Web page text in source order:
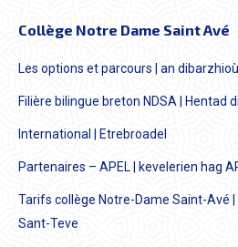
Collège Notre Dame Saint Avé
Les options et parcours | an
Filière bilingue breton NDSA | Hentad
International | Etrebroadel
Partenaires – APEL | kevelerien hag
Tarifs collège Notre-Dame Saint-Avé
Sant-Teve